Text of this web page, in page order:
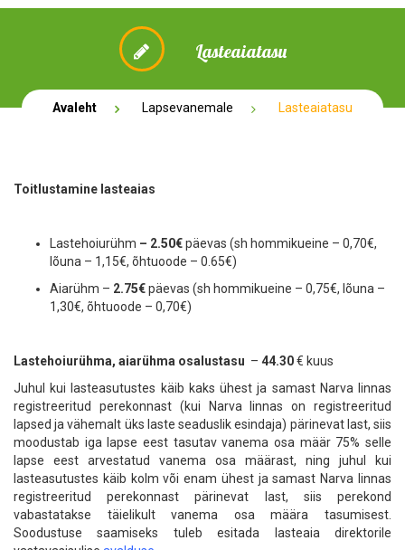
Lasteaiatasu
Avaleht Lapsevanemale Lasteaiatasu
Toitlustamine lasteaias
Lastehoiurühm – 2.50€päevas (sh hommikueine – 0,70€,
lõuna – 1,15€, õhtuoode – 0.65€)
Aiarühm – 2.75€päevas (sh hommikueine – 0,75€, lõuna –
1,30€, õhtuoode – 0,70€)
Lastehoiurühma, aiarühma osalustasu – 44.30€ kuus
Juhul kui lasteasutustes käib kaks ühest ja samast Narva linnas
registreeritud perekonnast (kui Narva linnas on registreeritud
lapsed ja vähemalt üks laste seaduslik esindaja) pärinevat last, siis
moodustab iga lapse eest tasutav vanema osa määr 75% selle
lapse eest arvestatud vanema osa määrast, ning juhul kui
lasteasutustes käib kolm või enam ühest ja samast Narva linnas
registreeritud perekonnast pärinevat last, siis perekond
vabastatakse täielikult vanema osa määra tasumisest.
Soodustuse saamiseks tuleb esitada lasteaia direktorile